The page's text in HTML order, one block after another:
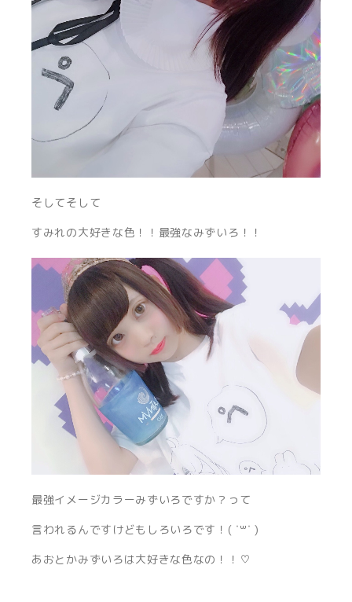
そしてそして
すみれの大好きな色！！最強なみずいろ！！
最強イメージカラーみずいろですか？って
言われるんですけどもしろいろです！( ˙꒳​˙ )
あおとかみずいろは大好きな色なの！！♡